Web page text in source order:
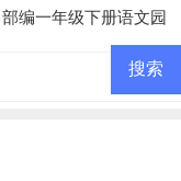
部编一年级下册语文园